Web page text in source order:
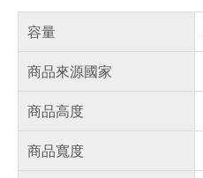
容量
商品來源國家
商品高度
商品寬度